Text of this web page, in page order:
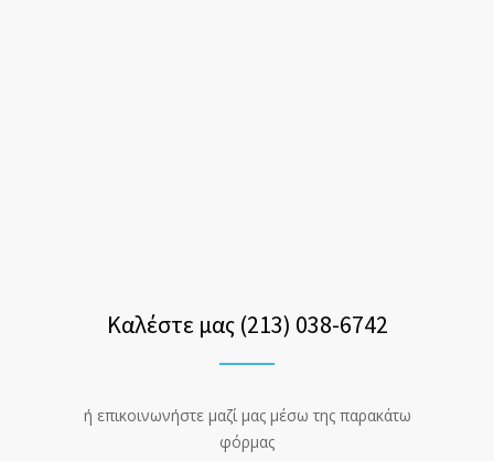
Καλέστε μας (213) 038-6742
ή επικοινωνήστε μαζί μας μέσω της παρακάτω
φόρμας